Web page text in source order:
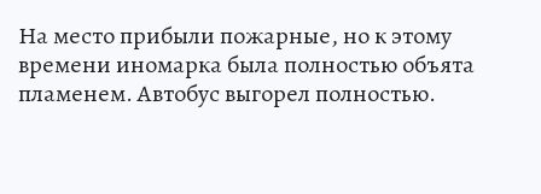
На место прибыли пожарные, но к этому
времени иномарка была полностью объята
пламенем. Автобус выгорел полностью.